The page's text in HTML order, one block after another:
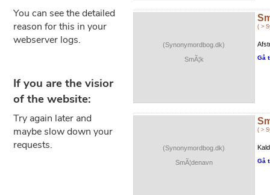
(Synonymordbog.dk)
SmÃ¦k
( >
Gå
(Synonymordbog.dk)
SmÃ¦denavn
( >
Gå